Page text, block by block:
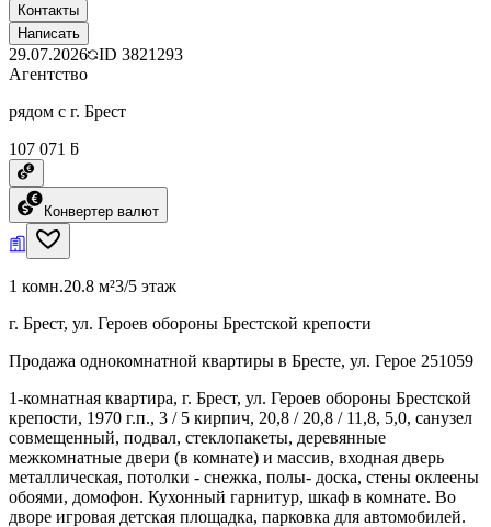
Контакты
Написать
29.07.2026 ID 3821293
Агентство
рядом с г. Брест
107 071 ƃ
Конвертер валют
1 комн.20.8 м²3/5 этаж
г. Брест, ул. Героев обороны Брестской крепости
Продажа однокомнатной квартиры в Бресте, ул. Герое 251059
1-комнатная квартира, г. Брест, ул. Героев обороны Брестской
крепости, 1970 г.п., 3 / 5 кирпич, 20,8 / 20,8 / 11,8, 5,0, санузел
совмещенный, подвал, стеклопакеты, деревянные
межкомнатные двери (в комнате) и массив, входная дверь
металлическая, потолки - снежка, полы- доска, стены оклеены
обоями, домофон. Кухонный гарнитур, шкаф в комнате. Во
дворе игровая детская площадка, парковка для автомобилей.